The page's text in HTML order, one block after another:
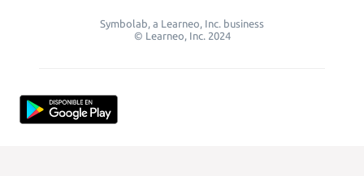
Symbolab, a Learneo, Inc. business
© Learneo, Inc. 2024